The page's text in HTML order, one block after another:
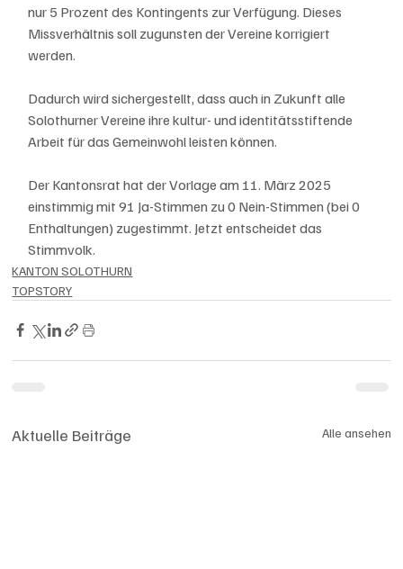
nur 5 Prozent des Kontingents zur Verfügung. Dieses
Missverhältnis soll zugunsten der Vereine korrigiert
werden.
Dadurch wird sichergestellt, dass auch in Zukunft alle
Solothurner Vereine ihre kultur- und identitätsstiftende
Arbeit für das Gemeinwohl leisten können.
Der Kantonsrat hat der Vorlage am 11. März 2025
einstimmig mit 91 Ja-Stimmen zu 0 Nein-Stimmen (bei 0
Enthaltungen) zugestimmt. Jetzt entscheidet das
Stimmvolk.
KANTON SOLOTHURN
TOPSTORY
Aktuelle Beiträge Alle ansehen